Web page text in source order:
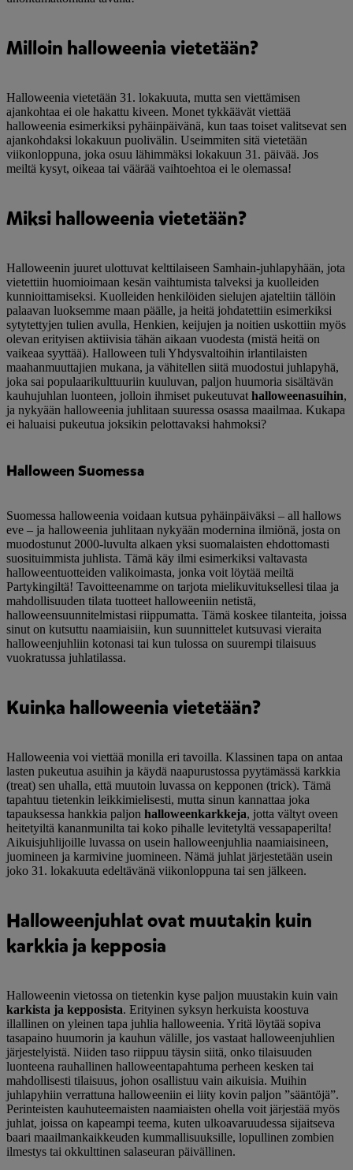
Milloin halloweenia vietetään?
Halloweenia vietetään 31. lokakuuta, mutta sen viettämisen
ajankohtaa ei ole hakattu kiveen. Monet tykkäävät viettää
halloweenia esimerkiksi pyhäinpäivänä, kun taas toiset valitsevat sen
ajankohdaksi lokakuun puolivälin. Useimmiten sitä vietetään
viikonloppuna, joka osuu lähimmäksi lokakuun 31. päivää. Jos
meiltä kysyt, oikeaa tai väärää vaihtoehtoa ei le olemassa!
Miksi halloweenia vietetään?
Halloweenin juuret ulottuvat kelttilaiseen Samhain-juhlapyhään, jota
vietettiin huomioimaan kesän vaihtumista talveksi ja kuolleiden
kunnioittamiseksi. Kuolleiden henkilöiden sielujen ajateltiin tällöin
palaavan luoksemme maan päälle, ja heitä johdatettiin esimerkiksi
sytytettyjen tulien avulla, Henkien, keijujen ja noitien uskottiin myös
olevan erityisen aktiivisia tähän aikaan vuodesta (mistä heitä on
vaikeaa syyttää). Halloween tuli Yhdysvaltoihin irlantilaisten
maahanmuuttajien mukana, ja vähitellen siitä muodostui juhlapyhä,
joka sai populaarikulttuuriin kuuluvan, paljon huumoria sisältävän
kauhujuhlan luonteen, jolloin ihmiset pukeutuvat halloweenasuihin,
ja nykyään halloweenia juhlitaan suuressa osassa maailmaa. Kukapa
ei haluaisi pukeutua joksikin pelottavaksi hahmoksi?
Halloween Suomessa
Suomessa halloweenia voidaan kutsua pyhäinpäiväksi – all hallows
eve – ja halloweenia juhlitaan nykyään modernina ilmiönä, josta on
muodostunut 2000-luvulta alkaen yksi suomalaisten ehdottomasti
suosituimmista juhlista. Tämä käy ilmi esimerkiksi valtavasta
halloweentuotteiden valikoimasta, jonka voit löytää meiltä
Partykingiltä! Tavoitteenamme on tarjota mielikuvituksellesi tilaa ja
mahdollisuuden tilata tuotteet halloweeniin netistä,
halloweensuunnitelmistasi riippumatta. Tämä koskee tilanteita, joissa
sinut on kutsuttu naamiaisiin, kun suunnittelet kutsuvasi vieraita
halloweenjuhliin kotonasi tai kun tulossa on suurempi tilaisuus
vuokratussa juhlatilassa.
Kuinka halloweenia vietetään?
Halloweenia voi viettää monilla eri tavoilla. Klassinen tapa on antaa
lasten pukeutua asuihin ja käydä naapurustossa pyytämässä karkkia
(treat) sen uhalla, että muutoin luvassa on kepponen (trick). Tämä
tapahtuu tietenkin leikkimielisesti, mutta sinun kannattaa joka
tapauksessa hankkia paljon halloweenkarkkeja, jotta vältyt oveen
heitetyiltä kananmunilta tai koko pihalle levitetyltä vessapaperilta!
Aikuisjuhlijoille luvassa on usein halloweenjuhlia naamiaisineen,
juomineen ja karmivine juomineen. Nämä juhlat järjestetään usein
joko 31. lokakuuta edeltävänä viikonloppuna tai sen jälkeen.
Halloweenjuhlat ovat muutakin kuin
karkkia ja kepposia
Halloweenin vietossa on tietenkin kyse paljon muustakin kuin vain
karkista ja kepposista. Erityinen syksyn herkuista koostuva
illallinen on yleinen tapa juhlia halloweenia. Yritä löytää sopiva
tasapaino huumorin ja kauhun välille, jos vastaat halloweenjuhlien
järjestelyistä. Niiden taso riippuu täysin siitä, onko tilaisuuden
luonteena rauhallinen halloweentapahtuma perheen kesken tai
mahdollisesti tilaisuus, johon osallistuu vain aikuisia. Muihin
juhlapyhiin verrattuna halloweeniin ei liity kovin paljon ”sääntöjä”.
Perinteisten kauhuteemaisten naamiaisten ohella voit järjestää myös
juhlat, joissa on kapeampi teema, kuten ulkoavaruudessa sijaitseva
baari maailmankaikkeuden kummallisuuksille, lopullinen zombien
ilmestys tai okkulttinen salaseuran päivällinen.